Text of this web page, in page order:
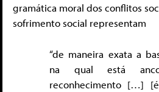
gramática moral dos conflitos
sofrimento social representam
“de maneira exata a
na qual está
reconhecimento […]